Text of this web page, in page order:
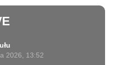
2026, 13:52